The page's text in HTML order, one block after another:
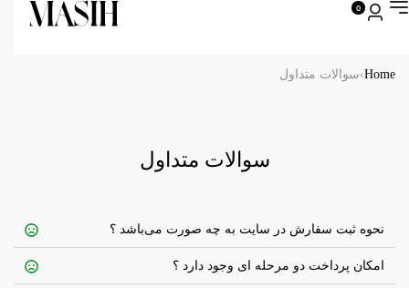
0
Home
›سوالات متداول
سوالات متداول
نحوه ثبت سفارش در سایت به چه صورت می‌باشد ؟
امکان پرداخت دو مرحله ای وجود دارد ؟